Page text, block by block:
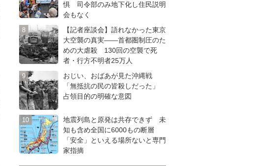
惧 司令部のみ地下化し住民説明
会もなく
【記者座談会】語れなかった東京
大空襲の真実――首都圏制圧のた
めの大虐殺 130回の空襲で死
者・行方不明者25万人
おじい、おばあが見た沖縄戦
「無抵抗の民の皆殺しだった」
占領目的の明確な意図
地震列島と原発は共存できず 未
知も含め全国に6000もの断層
「安全」といえる場所ないと専門
家指摘